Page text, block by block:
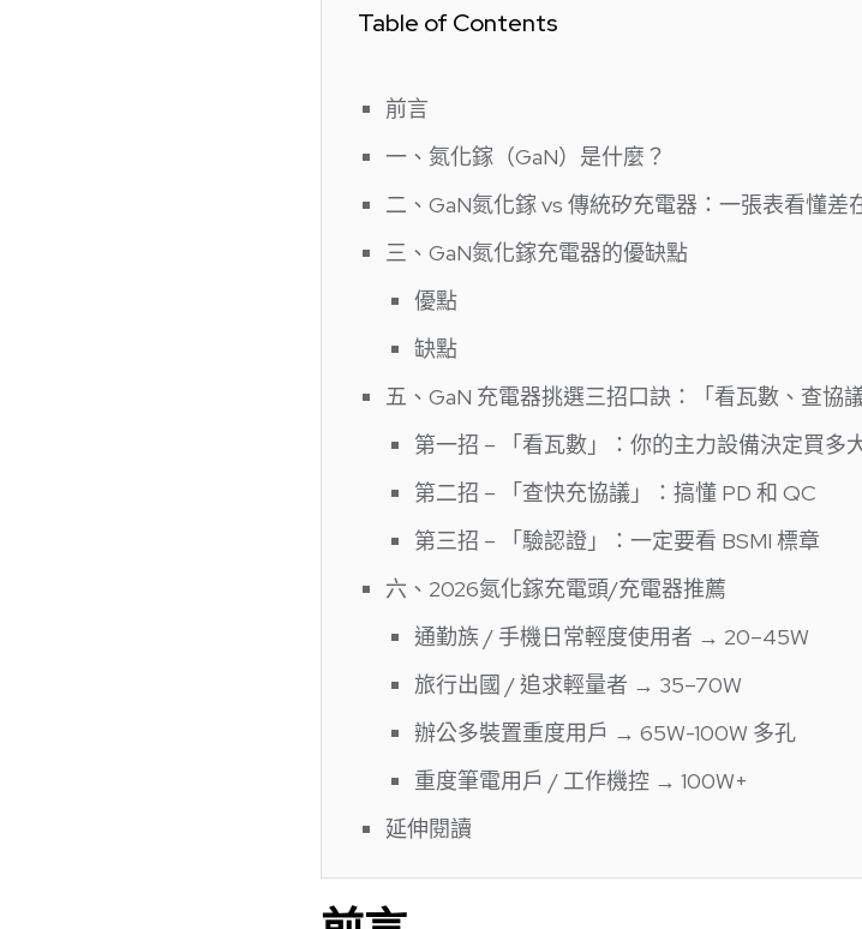
Table of Contents
前言
一、氮化鎵（GaN）是什麼？
二、GaN氮化鎵 vs 傳統矽充電器：一張表看懂差
三、GaN氮化鎵充電器的優缺點
優點
缺點
五、GaN 充電器挑選三招口訣：「看瓦數、查協
第一招 – 「看瓦數」：你的主力設備決定買多
第二招 – 「查快充協議」：搞懂 PD 和 QC
第三招 – 「驗認證」：一定要看 BSMI 標章
六、2026氮化鎵充電頭/充電器推薦
通勤族 / 手機日常輕度使用者 → 20–45W
旅行出國 / 追求輕量者 → 35–70W
辦公多裝置重度用戶 → 65W-100W 多孔
重度筆電用戶 / 工作機控 → 100W+
延伸閱讀